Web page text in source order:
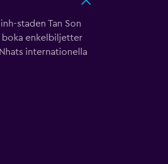
staden Tan Son
boka enkelbiljetter
internationella